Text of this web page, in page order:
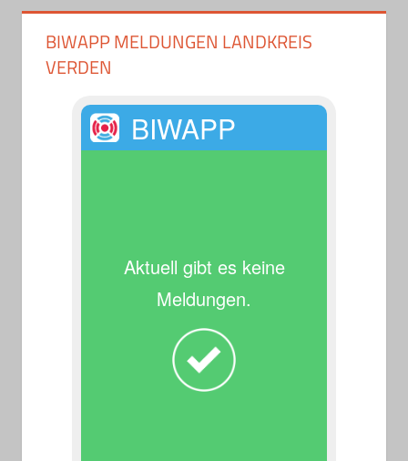
BIWAPP MELDUNGEN LANDKREIS
VERDEN
BIWAPP
Aktuell gibt es keine
Meldungen.